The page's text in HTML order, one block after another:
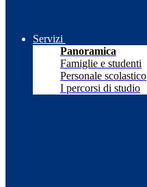
Servizi
Panoramica
Famiglie e studenti
Personale scolastico
I percorsi di studio